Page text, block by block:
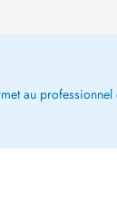
au professionnel